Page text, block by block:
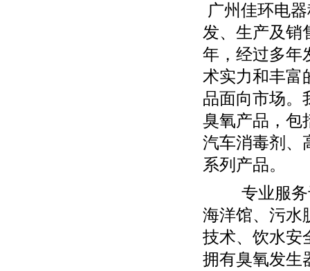
广州佳环电
发、生产及销
年，经过多年
术实力和丰富
品面向市场。
臭氧产品，包
汽车消毒剂、
系列产品。
专业服务于
海洋馆、污水
技术、饮水安
拥有臭氧发生